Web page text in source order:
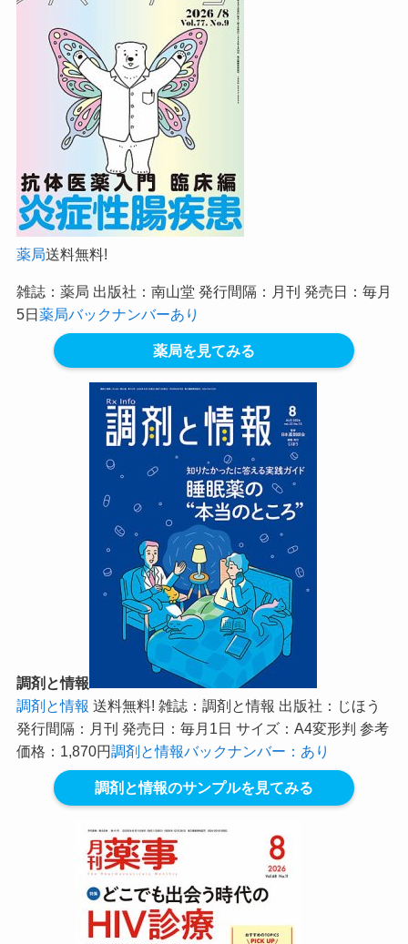
薬局送料無料!
雑誌：薬局 出版社：南山堂 発行間隔：月刊 発売日：毎月
5日薬局バックナンバーあり
薬局を見てみる
調剤と情報
調剤と情報 送料無料! 雑誌：調剤と情報 出版社：じほう
発行間隔：月刊 発売日：毎月1日 サイズ：A4変形判 参考
価格：1,870円調剤と情報バックナンバー：あり
調剤と情報のサンプルを見てみる